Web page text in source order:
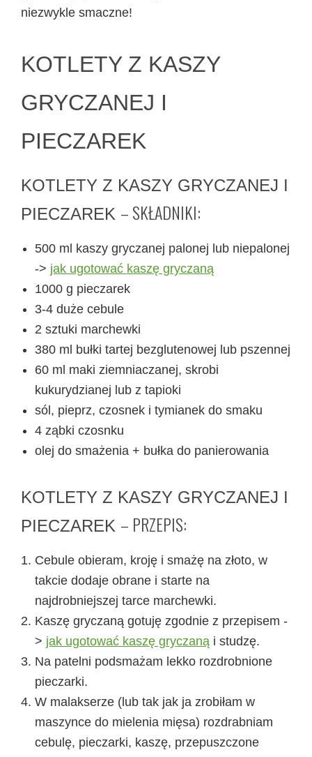
niezwykle smaczne!
KOTLETY Z KASZY
GRYCZANEJ I
PIECZAREK
KOTLETY Z KASZY GRYCZANEJ I
PIECZAREK – SKŁADNIKI:
500 ml kaszy gryczanej palonej lub niepalonej
-> jak ugotować kaszę gryczaną
1000 g pieczarek
3-4 duże cebule
2 sztuki marchewki
380 ml bułki tartej bezglutenowej lub pszennej
60 ml maki ziemniaczanej, skrobi
kukurydzianej lub z tapioki
sól, pieprz, czosnek i tymianek do smaku
4 ząbki czosnku
olej do smażenia + bułka do panierowania
KOTLETY Z KASZY GRYCZANEJ I
PIECZAREK – PRZEPIS:
Cebule obieram, kroję i smażę na złoto, w
takcie dodaje obrane i starte na
najdrobniejszej tarce marchewki.
Kaszę gryczaną gotuję zgodnie z przepisem -
> jak ugotować kaszę gryczaną i studzę.
Na patelni podsmażam lekko rozdrobnione
pieczarki.
W malakserze (lub tak jak ja zrobiłam w
maszynce do mielenia mięsa) rozdrabniam
cebulę, pieczarki, kaszę, przepuszczone